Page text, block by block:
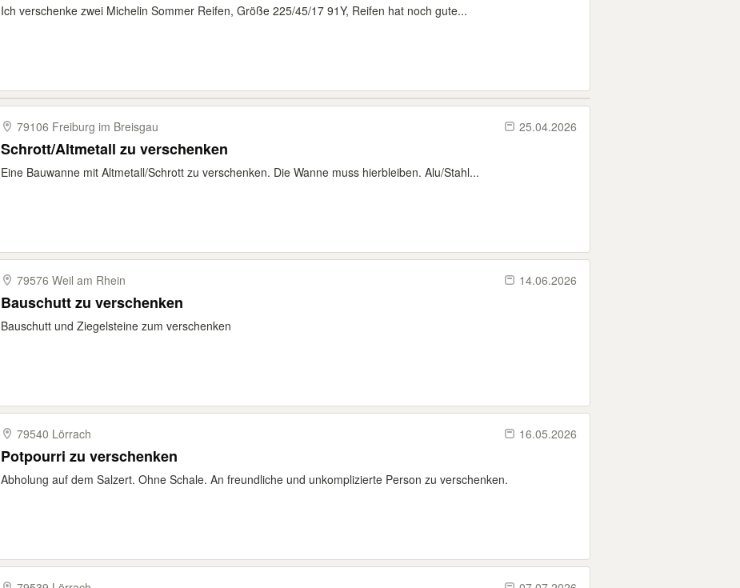
Ich verschenke zwei Michelin Sommer Reifen, Größe 225/45/17 91Y, Reifen hat noch gute...
79106 Freiburg im Breisgau 25.04.2026
Schrott/Altmetall zu verschenken
Eine Bauwanne mit Altmetall/Schrott zu verschenken. Die Wanne muss hierbleiben. Alu/Stahl...
79576 Weil am Rhein 14.06.2026
Bauschutt zu verschenken
Bauschutt und Ziegelsteine zum verschenken
79540 Lörrach 16.05.2026
Potpourri zu verschenken
Abholung auf dem Salzert. Ohne Schale. An freundliche und unkomplizierte Person zu verschenken.